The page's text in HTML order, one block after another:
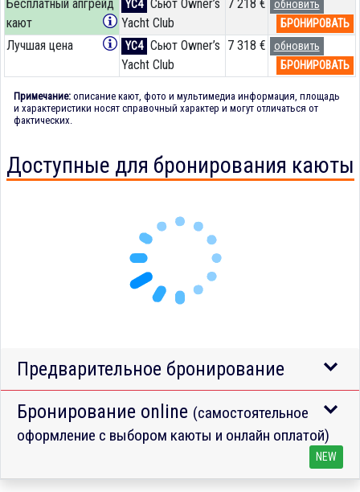
Бесплатный апгрейд
кают
YC4 Сьют Owner’s
Yacht Club
7 218 €
обновить
БРОНИРОВАТЬ
Лучшая цена YC4 Сьют Owner’s
Yacht Club
7 318 €
обновить
БРОНИРОВАТЬ
Примечание: описание кают, фото и мультимедиа информация, площадь
и характеристики носят справочный характер и могут отличаться от
фактических.
Доступные для бронирования каюты
Предварительное бронирование
Бронирование online (самостоятельное
оформление с выбором каюты и онлайн оплатой)
NEW